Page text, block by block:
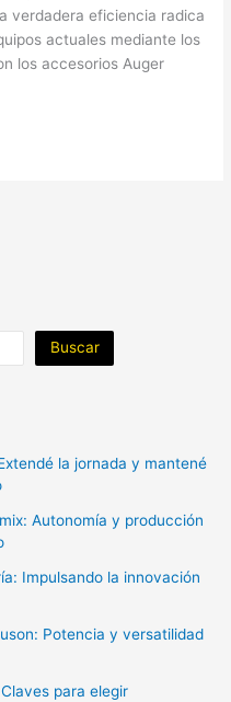
verdadera eficiencia radica
actuales mediante los
los accesorios Auger
Buscar
la jornada y mantené
Autonomía y producción
Impulsando la innovación
Potencia y versatilidad
para elegir